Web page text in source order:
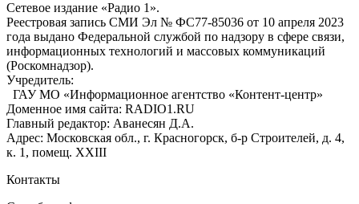
Сетевое издание «Радио 1».
Реестровая запись СМИ Эл № ФС77-85036 от 10 апреля 2023
года выдано Федеральной службой по надзору в сфере связи,
информационных технологий и массовых коммуникаций
(Роскомнадзор).
Учредитель:
ГАУ МО «Информационное агентство «Контент-центр»
Доменное имя сайта: RADIO1.RU
Главный редактор: Аванесян Д.А.
Адрес: Московская обл., г. Красногорск, б-р Строителей, д. 4,
к. 1, помещ. XXIII
Контакты